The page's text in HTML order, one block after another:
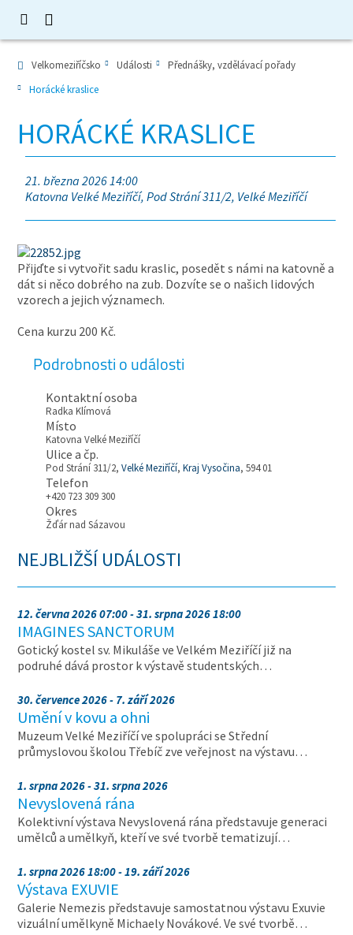
Velkomeziříčsko Události
Přednášky, vzdělávací pořady
Horácké kraslice
HORÁCKÉ KRASLICE
21. března 2026 14:00
Katovna Velké Meziříčí, Pod Strání 311/2, Velké Meziříčí
Přijďte si vytvořit sadu kraslic, posedět s námi na katovně a
dát si něco dobrého na zub. Dozvíte se o našich lidových
vzorech a jejich významech.
Cena kurzu 200 Kč.
Podrobnosti o události
Kontaktní osoba
Radka Klímová
Místo
Katovna Velké Meziříčí
Ulice a čp.
Pod Strání 311/2,Velké Meziříčí,Kraj Vysočina, 594 01
Telefon
+420 723 309 300
Okres
Žďár nad Sázavou
NEJBLIŽŠÍ UDÁLOSTI
12. června 2026 07:00 - 31. srpna 2026 18:00
IMAGINES SANCTORUM
Gotický kostel sv. Mikuláše ve Velkém Meziříčí již na
podruhé dává prostor k výstavě studentských…
30. července 2026 - 7. září 2026
Umění v kovu a ohni
Muzeum Velké Meziříčí ve spolupráci se Střední
průmyslovou školou Třebíč zve veřejnost na výstavu…
1. srpna 2026 - 31. srpna 2026
Nevyslovená rána
Kolektivní výstava Nevyslovená rána představuje generaci
umělců a umělkyň, kteří ve své tvorbě tematizují…
1. srpna 2026 18:00 - 19. září 2026
Výstava EXUVIE
Galerie Nemezis představuje samostatnou výstavu Exuvie
vizuální umělkyně Michaely Novákové. Ve své tvorbě…